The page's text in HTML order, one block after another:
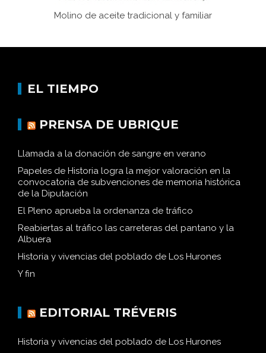
Molino de aceite tradicional y familiar
EL TIEMPO
PRENSA DE UBRIQUE
Llamada a la donación de sangre en verano
Papeles de Historia logra la mejor valoración en la
convocatoria de subvenciones de memoria histórica
de la Diputación
El Pleno aprueba la ordenanza de tráfico
Reabiertas al tráfico las carreteras del pantano y la
Albuera
Historia y vivencias del poblado de Los Hurones
Y fin
EDITORIAL TRÉVERIS
Historia y vivencias del poblado de Los Hurones